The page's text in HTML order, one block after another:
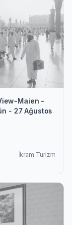
Maien -
- 27 Ağustos
İkram Turizm